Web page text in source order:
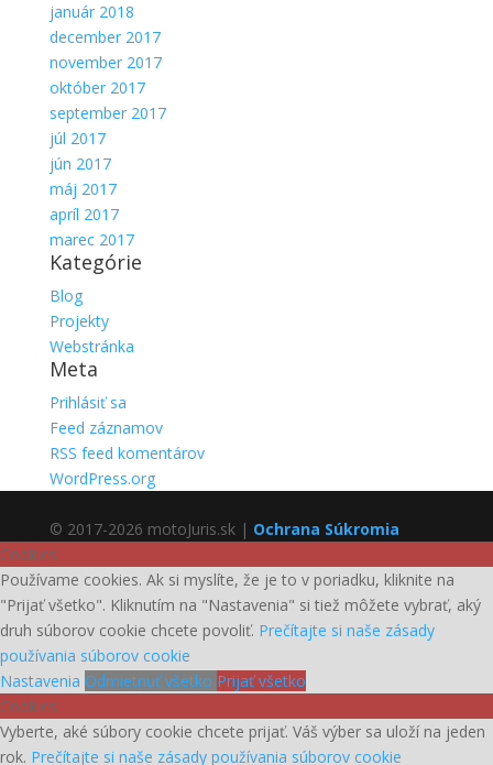
január 2018
december 2017
november 2017
október 2017
september 2017
júl 2017
jún 2017
máj 2017
apríl 2017
marec 2017
Kategórie
Blog
Projekty
Webstránka
Meta
Prihlásiť sa
Feed záznamov
RSS feed komentárov
WordPress.org
© 2017-2026 motoJuris.sk | Ochrana Súkromia
Cookies
Používame cookies. Ak si myslíte, že je to v poriadku, kliknite na
"Prijať všetko". Kliknutím na "Nastavenia" si tiež môžete vybrať, aký
druh súborov cookie chcete povoliť. Prečítajte si naše zásady
používania súborov cookie
Nastavenia Odmietnuť všetko Prijať všetko
Cookies
Vyberte, aké súbory cookie chcete prijať. Váš výber sa uloží na jeden
rok. Prečítajte si naše zásady používania súborov cookie